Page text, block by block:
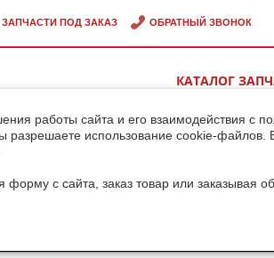
работы сайта и его взаимодействия с
разрешаете использование cookie-файлов.
форму с сайта, заказ товар или заказывая
ЗАПЧАСТИ ПОД ЗАКАЗ ОБРАТНЫЙ ЗВОНОК
КАТАЛОГ